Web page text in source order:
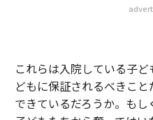
これらは入院している子
どもに保証されるべきこ
できているだろうか。も